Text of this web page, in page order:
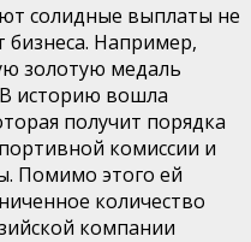
солидные выплаты не
бизнеса. Например,
золотую медаль
историю вошла
получит порядка
комиссии и
Помимо этого ей
количество
компании